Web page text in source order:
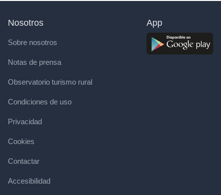
Nosotros
Sobre nosotros
Notas de prensa
Observatorio turismo rural
Condiciones de uso
Privacidad
Cookies
Contactar
Accesibilidad
App